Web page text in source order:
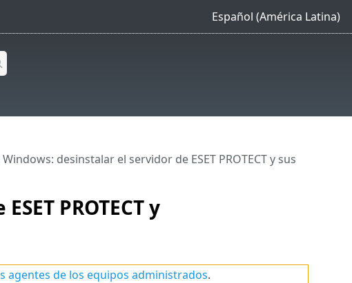
Español (América Latina)
PROTECT y
desinstalar el servidor de ESET PROTECT y sus
agentes de los equipos administrados.